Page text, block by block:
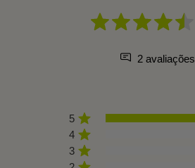
2 avaliações
5
4
3